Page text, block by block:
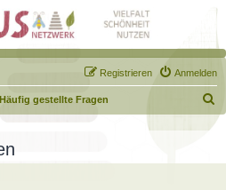
Anmelden
Registrieren
Häufig gestellte Fragen
u
h